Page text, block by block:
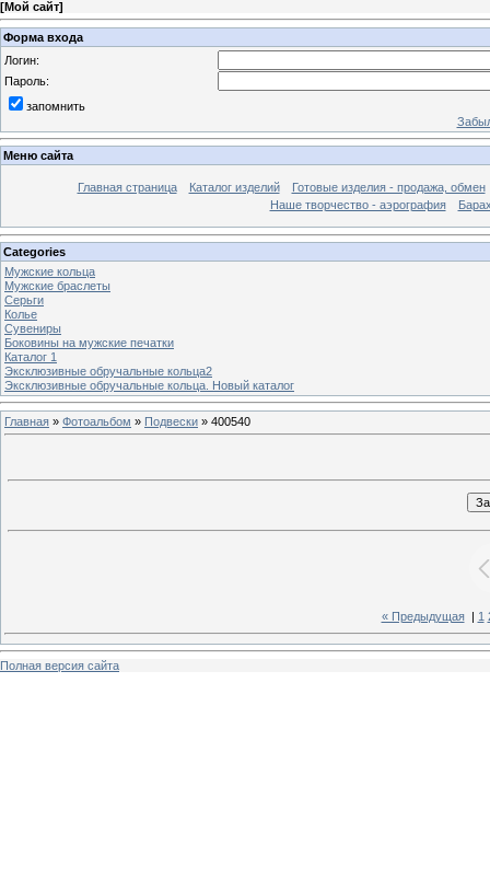
[Мой сайт]
Форма входа
Логин:
Пароль:
запомнить
Меню сайта
Главная страница Каталог изделий
Готовые изделия - продажа, обмен
Наше творчество - аэрография
Categories
Мужские кольца
Мужские браслеты
Серьги
Колье
Сувениры
Боковины на мужские печатки
Каталог 1
Эксклюзивные обручальные кольца2
Эксклюзивные обручальные кольца. Новый каталог
Главная » Фотоальбом » Подвески » 400540
« Предыдущая| 1
Полная версия сайта